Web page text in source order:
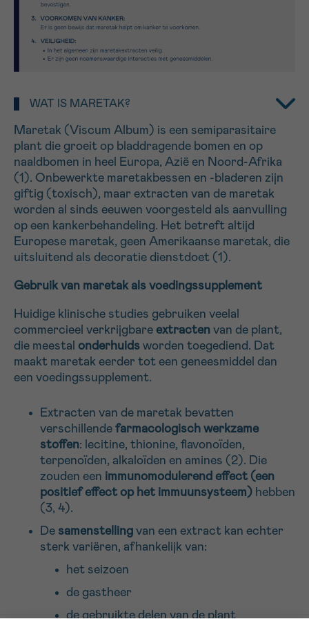
WAT IS MARETAK?
Maretak (Viscum Album) is een semiparasitaire
plant die groeit op bladdragende bomen en op
naaldbomen in heel Europa, Azië en Noord-Afrika
(1). Onbewerkte maretakbessen en -bladeren zijn
giftig (toxisch), maar extracten van de maretak
worden al sinds eeuwen voorgesteld als aanvulling
op een kankerbehandeling. Het betreft altijd
Europese maretak, geen Amerikaanse maretak, die
uitsluitend als decoratie dienstdoet (1).
Gebruik van maretak als voedingssupplement
Huidige klinische studies gebruiken veelal
commercieel verkrijgbare extracten van de plant,
die meestal onderhuids worden toegediend. Dat
maakt maretak eerder tot een geneesmiddel dan
een voedingssupplement.
Extracten van de maretak bevatten
verschillende farmacologisch werkzame
stoffen: lecitine, thionine, flavonoïden,
terpenoïden, alkaloïden en amines (2). Die
zouden een immunomodulerend effect (een
positief effect op het immuunsysteem) hebben
(3, 4).
De samenstelling van een extract kan echter
sterk variëren, afhankelijk van:
het seizoen
de gastheer
de gebruikte delen van de plant
VOORNAAM
MIJN VRAAG
Ik aanvaard degebruiksvoorwaarden
Sturen
16h-18h